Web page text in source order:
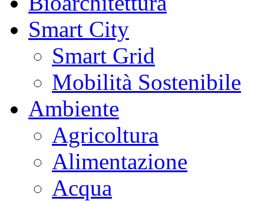
Smart City
Smart Grid
Mobilità Sostenibile
Ambiente
Agricoltura
Alimentazione
Acqua